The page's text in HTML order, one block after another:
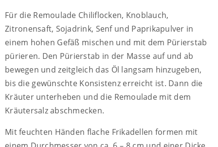
Für die Remoulade Chiliflocken, Knoblauch,
Zitronensaft, Sojadrink, Senf und Paprikapulver in
einem hohen Gefäß mischen und mit dem Pürierstab
pürieren. Den Pürierstab in der Masse auf und ab
bewegen und zeitgleich das Öl langsam hinzugeben,
bis die gewünschte Konsistenz erreicht ist. Dann die
Kräuter unterheben und die Remoulade mit dem
Kräutersalz abschmecken.
Mit feuchten Händen flache Frikadellen formen mit